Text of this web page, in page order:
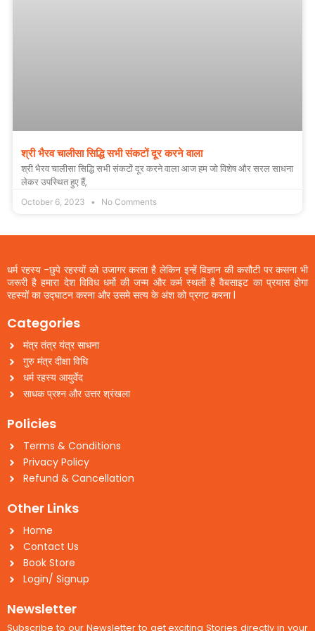
श्री भैरव चालीसा सिद्धि सभी संकटों दूर करने वाला
श्री भैरव चालीसा सिद्धि सभी संकटों दूर करने वाला आज हम जो विशेष और सरल साधना
लेकर उपस्थित हुए हैं,
October 6, 2023 No Comments
धर्म रहस्य -छुपे रहस्यों को उजागर करता है लेकिन इन्हें विज्ञान की कसौटी पर कसना भी
जरूरी है हमारा देश विविध धर्मो की जन्म और कर्म स्थली है वैबसाइट का प्रयास होगा
रहस्यों का उद्घाटन करना और उसमे सत्य के अंश को प्रगट करना l
Categories
मंत्र तंत्र यंत्र साधना
गुरु मंत्र दीक्षा विधि
धर्म रहस्य आयुर्वेद
साधक प्रश्न और उत्तर श्रंखला
Policies
Terms & Conditions
Privacy Policy
Refund & Cancellation
Other Links
Home
Contact Us
Book Store
Login/ Signup
Newsletter
Subscribe to our Newsletter to get exciting Stories directly in your